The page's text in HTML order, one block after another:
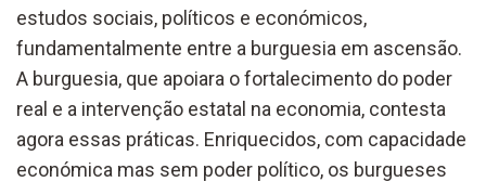
estudos sociais, políticos e económicos,
fundamentalmente entre a burguesia em ascensão.
A burguesia, que apoiara o fortalecimento do poder
real e a intervenção estatal na economia, contesta
agora essas práticas. Enriquecidos, com capacidade
económica mas sem poder político, os burgueses